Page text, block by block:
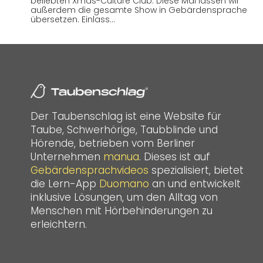
außerdem die gesamte Show in Gebärdensprache
übersetzen. Einlass…
Der Taubenschlag ist eine Website für
Taube, Schwerhörige, Taubblinde und
Hörende, betrieben vom Berliner
Unternehmen manua. Dieses ist auf
Gebärdensprachvideos spezialisiert, bietet
die Lern-App Duomano an und entwickelt
inklusive Lösungen, um den Alltag von
Menschen mit Hörbehinderungen zu
erleichtern.